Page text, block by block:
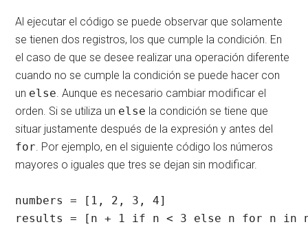
Al ejecutar el código se puede observar que solamente
se tienen dos registros, los que cumple la condición. En
el caso de que se desee realizar una operación diferente
cuando no se cumple la condición se puede hacer con
un else. Aunque es necesario cambiar modificar el
orden. Si se utiliza un else la condición se tiene que
situar justamente después de la expresión y antes del
for. Por ejemplo, en el siguiente código los números
mayores o iguales que tres se dejan sin modificar.
numbers = [1, 2, 3, 4]
results = [n + 1 if n < 3 else n for n in